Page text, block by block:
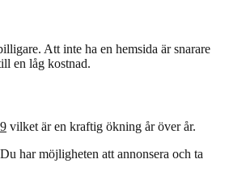
Att inte ha en hemsida är snarare
en låg kostnad.
vilket är en kraftig ökning år över år.
har möjligheten att annonsera och ta